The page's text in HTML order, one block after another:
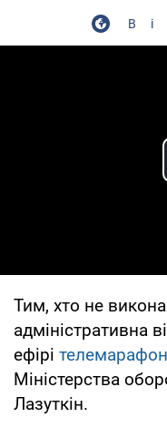
Тим, хто не
адміністративна
ефірі
Міністерства
Лазуткін.